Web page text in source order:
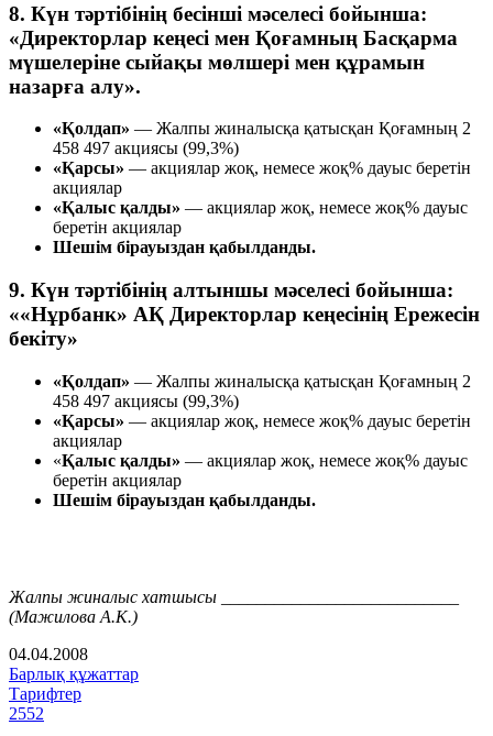
8. Күн тәртібінің бесінші мәселесі бойынша:
«Директорлар кеңесі мен Қоғамның Басқарма
мүшелеріне сыйақы мөлшері мен құрамын
назарға алу».
«Қолдап» — Жалпы жиналысқа қатысқан Қоғамның 2
458 497 акциясы (99,3%)
«Қарсы» — акциялар жоқ, немесе жоқ% дауыс беретін
акциялар
«Қалыс қалды» — акциялар жоқ, немесе жоқ% дауыс
беретін акциялар
Шешім бірауыздан қабылданды.
9. Күн тәртібінің алтыншы мәселесі бойынша:
««Нұрбанк» АҚ Директорлар кеңесінің Ережесін
бекіту»
«Қолдап» — Жалпы жиналысқа қатысқан Қоғамның 2
458 497 акциясы (99,3%)
«Қарсы» — акциялар жоқ, немесе жоқ% дауыс беретін
акциялар
«Қалыс қалды» — акциялар жоқ, немесе жоқ% дауыс
беретін акциялар
Шешім бірауыздан қабылданды.
Жалпы жиналыс хатшысы ___________________________
(Мажилова А.К.)
04.04.2008
Барлық құжаттар
Тарифтер
2552